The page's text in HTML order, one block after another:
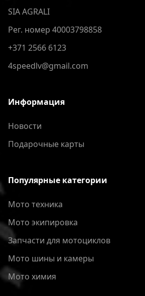
SIA AGRALI
Рег. номер 40003798858
+371 2566 6123
4speedlv@gmail.com
Информация
Новости
Подарочные карты
Популярные категории
Мото техника
Мото экипировка
Запчасти для мотоциклов
Мото шины и камеры
Мото химия